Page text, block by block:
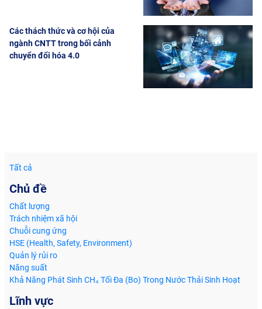
Các thách thức và cơ hội của
ngành CNTT trong bối cảnh
chuyển đổi hóa 4.0
Tất cả
Chủ đề
Chất lượng
Trách nhiệm xã hội
Chuỗi cung ứng
HSE (Health, Safety, Environment)
Quản lý rủi ro
Năng suất
Khả Năng Phát Sinh CH₄ Tối Đa (Bo) Trong Nước Thải Sinh Hoạt
Lĩnh vực